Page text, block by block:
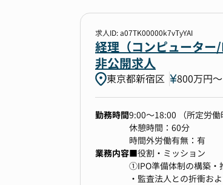
・株主総会運営の補助
・プレスリリース作成
・各種メディア対応
業務を中心にご希望と
・国内外機関投資家や
・資金調達業務（銀行
・IR施策の立案と実行
-----------------------------
変更の範囲：当社の業
求人ID: a07TK00000k7vTyYAI
経理（コンピューター
非公開求人
東京都新宿区 800万円〜
勤務時間9:00～18:00 （所定労働
休憩時間：60分
時間外労働有無：有
業務内容■役割・ミッション
①IPO準備体制の構築・
・監査法人との折衝お